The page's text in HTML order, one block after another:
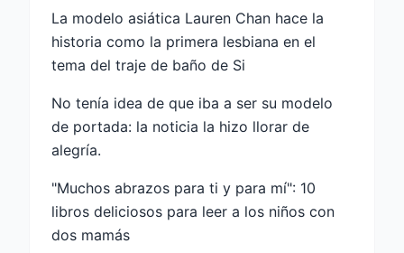
La modelo asiática Lauren Chan hace la
historia como la primera lesbiana en el
tema del traje de baño de Si
No tenía idea de que iba a ser su modelo
de portada: la noticia la hizo llorar de
alegría.
"Muchos abrazos para ti y para mí": 10
libros deliciosos para leer a los niños con
dos mamás